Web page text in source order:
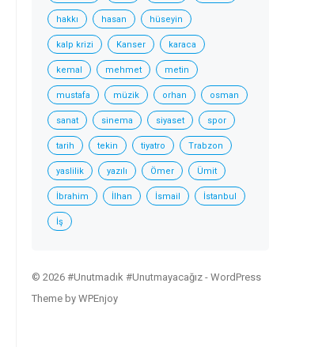
hakkı hasan hüseyin
kalp krizi Kanser karaca
kemal mehmet metin
mustafa müzik orhan osman
sanat sinema siyaset spor
tarih tekin tiyatro Trabzon
yaslilik yazılı Ömer Ümit
İbrahim İlhan İsmail İstanbul
İş
© 2026 #Unutmadık #Unutmayacağız - WordPress
Theme by WPEnjoy